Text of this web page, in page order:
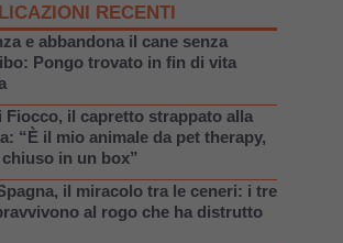
RECENTI
e abbandona il cane senza
Pongo trovato in fin di vita
Fiocco, il capretto strappato alla
“È il mio animale da pet therapy,
in un box”
il miracolo tra le ceneri: i tre
al rogo che ha distrutto